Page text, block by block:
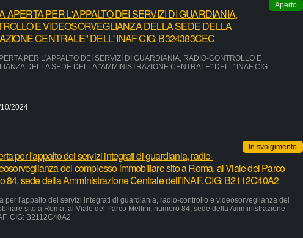
Aperto
APERTA PER L'APPALTO DEI SERVIZI DI GUARDIANIA,
E VIDEOSORVEGLIANZA DELLA SEDE DELLA
CENTRALE" DELL' INAF CIG: B324383CEC
PER L'APPALTO DEI SERVIZI DI GUARDIANIA, RADIO-CONTROLLO E
DELLA SEDE DELLA "AMMINISTRAZIONE CENTRALE" DELL' INAF CIG:
2024
In svolgimento
per l'appalto dei servizi integrati di guardiania, radio-
del complesso immobiliare sito a Roma, al Viale del Parco
84, sede della Amministrazione Centrale dell’INAF. CIG: B2112C40A2
per l'appalto dei servizi integrati di guardiania, radio-controllo e videosorveglianza del
sito a Roma, al Viale del Parco Mellini, numero 84, sede della Amministrazione
CIG: B2112C40A2